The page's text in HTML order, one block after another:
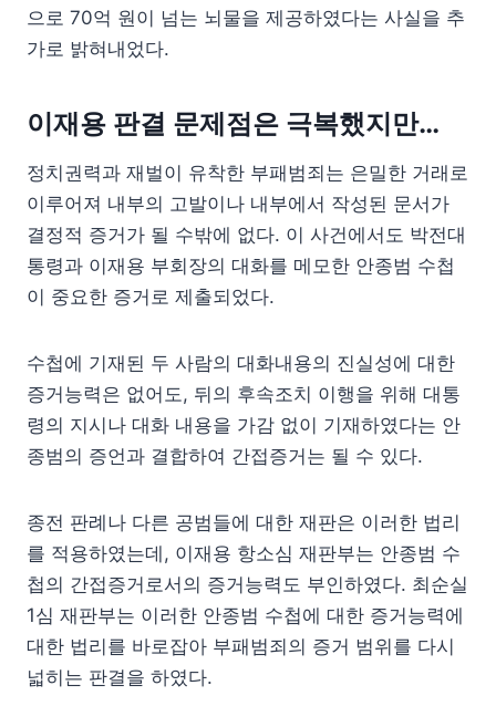
으로 70억 원이 넘는 뇌물을 제공하였다는 사실을 추
가로 밝혀내었다.
이재용 판결 문제점은 극복했지만…
정치권력과 재벌이 유착한 부패범죄는 은밀한 거래로
이루어져 내부의 고발이나 내부에서 작성된 문서가
결정적 증거가 될 수밖에 없다. 이 사건에서도 박전대
통령과 이재용 부회장의 대화를 메모한 안종범 수첩
이 중요한 증거로 제출되었다.
수첩에 기재된 두 사람의 대화내용의 진실성에 대한
증거능력은 없어도, 뒤의 후속조치 이행을 위해 대통
령의 지시나 대화 내용을 가감 없이 기재하였다는 안
종범의 증언과 결합하여 간접증거는 될 수 있다.
종전 판례나 다른 공범들에 대한 재판은 이러한 법리
를 적용하였는데, 이재용 항소심 재판부는 안종범 수
첩의 간접증거로서의 증거능력도 부인하였다. 최순실
1심 재판부는 이러한 안종범 수첩에 대한 증거능력에
대한 법리를 바로잡아 부패범죄의 증거 범위를 다시
넓히는 판결을 하였다.